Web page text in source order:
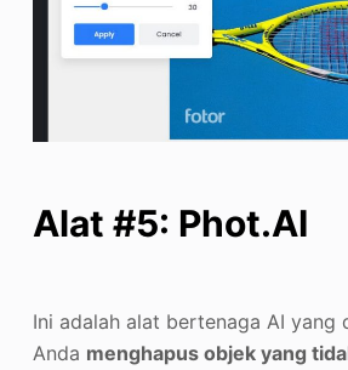
Alat #5: Phot.AI
Ini adalah alat bertenaga AI yang
Anda menghapus objek yang